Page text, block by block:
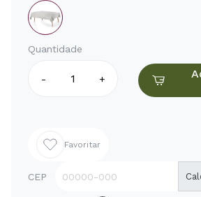
Quantidade
- +
Favoritar
CEP